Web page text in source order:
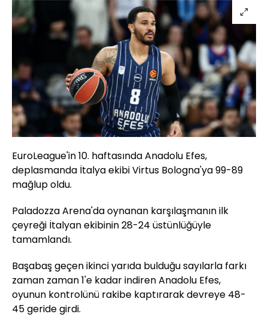
EuroLeague'in 10. haftasında Anadolu Efes,
deplasmanda İtalya ekibi Virtus Bologna'ya 99-89
mağlup oldu.
Paladozza Arena'da oynanan karşılaşmanın ilk
çeyreği İtalyan ekibinin 28-24 üstünlüğüyle
tamamlandı.
Başabaş geçen ikinci yarıda bulduğu sayılarla farkı
zaman zaman 1'e kadar indiren Anadolu Efes,
oyunun kontrolünü rakibe kaptırarak devreye 48-
45 geride girdi.